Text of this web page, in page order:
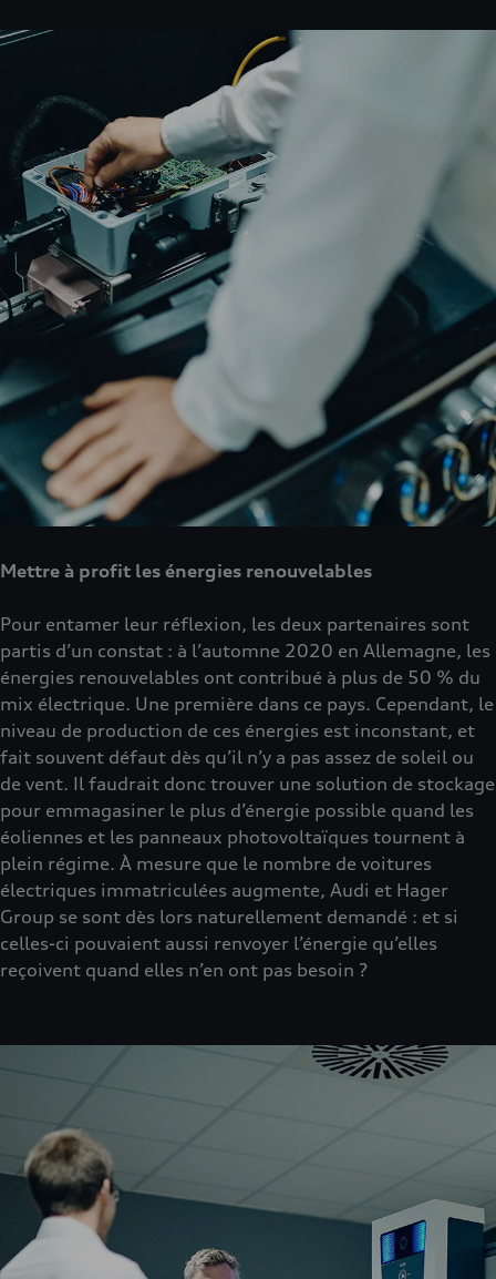
Mettre à profit les énergies renouvelables
Pour entamer leur réflexion, les deux partenaires sont
partis d’un constat : à l’automne 2020 en Allemagne, les
énergies renouvelables ont contribué à plus de 50 % du
mix électrique. Une première dans ce pays. Cependant, le
niveau de production de ces énergies est inconstant, et
fait souvent défaut dès qu’il n’y a pas assez de soleil ou
de vent. Il faudrait donc trouver une solution de stockage
pour emmagasiner le plus d’énergie possible quand les
éoliennes et les panneaux photovoltaïques tournent à
plein régime. À mesure que le nombre de voitures
électriques immatriculées augmente, Audi et Hager
Group se sont dès lors naturellement demandé : et si
celles-ci pouvaient aussi renvoyer l’énergie qu’elles
reçoivent quand elles n’en ont pas besoin ?